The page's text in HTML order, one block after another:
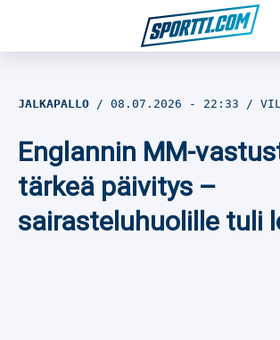
Jalkapallo
Yleisurheilu
JALKAPALLO 08.07.2026 - 22:33
Englannin MM-
tärkeä päivitys –
sairasteluhuolille tuli